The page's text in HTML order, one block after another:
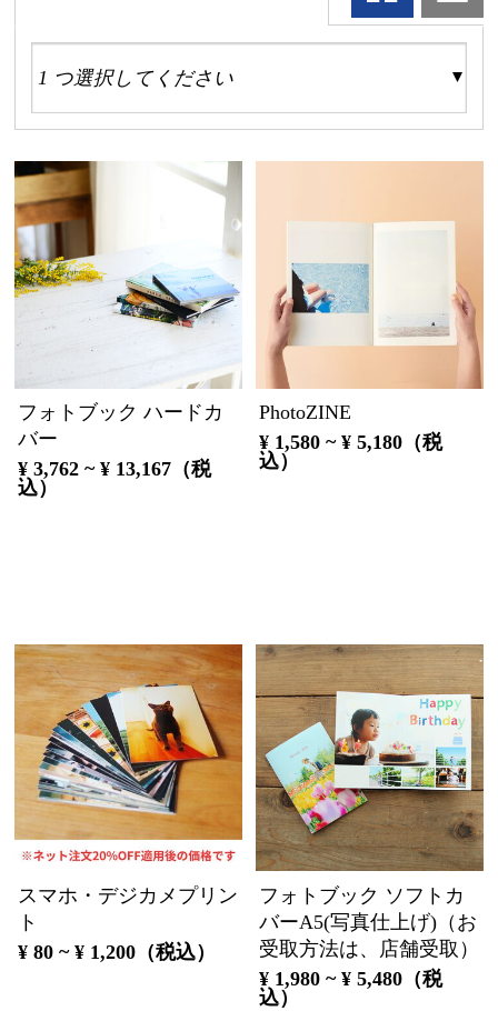
フォトブック ハードカ
バー
¥ 3,762 ~ ¥ 13,167（税
込）
PhotoZINE
¥ 1,580 ~ ¥ 5,180（税
込）
スマホ・デジカメプリン
ト
¥ 80 ~ ¥ 1,200（税込）
フォトブック ソフトカ
バーA5(写真仕上げ)（お
受取方法は、店舗受取）
¥ 1,980 ~ ¥ 5,480（税
込）